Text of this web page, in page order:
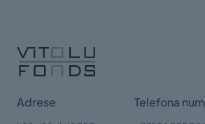
Adrese Telefona